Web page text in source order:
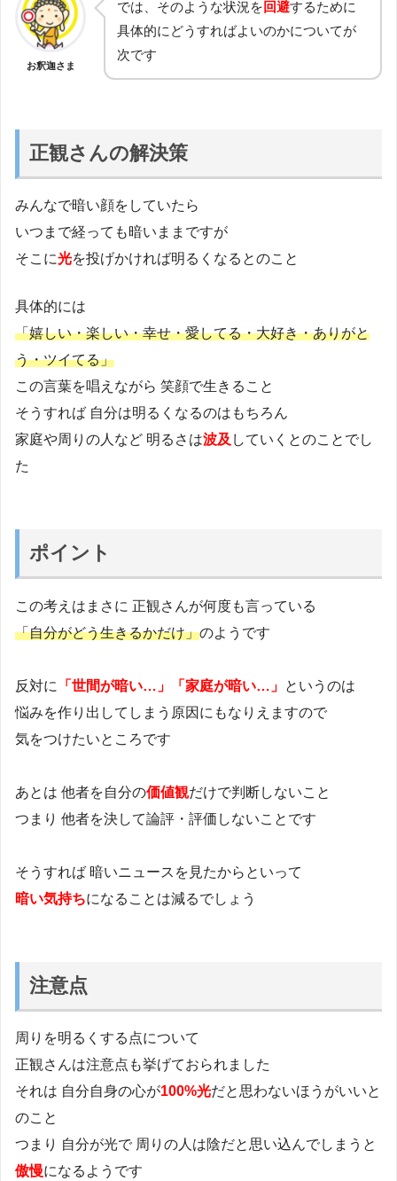
お釈迦さま
では、そのような状況を 回避するために
具体的にどうすればよいのかについてが
次です
正観さんの解決策
みんなで暗い顔をしていたら
いつまで経っても暗いままですが
そこに光を投げかければ明るくなるとのこと
具体的には
「嬉しい・楽しい・幸せ・愛してる・大好き・ありがと
う・ツイてる」
この言葉を唱えながら 笑顔で生きること
そうすれば 自分は明るくなるのはもちろん
家庭や周りの人など 明るさは波及 していくとのことでし
た
ポイント
この考えはまさに 正観さんが何度も言っている
「自分がどう生きるかだけ」のようです
反対に 「世間が暗い…」「家庭が暗い…」 というのは
悩みを作り出してしまう原因にもなりえますので
気をつけたいところです
あとは 他者を自分の価値観だけで判断しないこと
つまり 他者を決して論評・評価しないことです
そうすれば 暗いニュースを見たからといって
暗い気持ちになることは減るでしょう
注意点
周りを明るくする点について
正観さんは注意点も挙げておられました
それは 自分自身の心が100%光だと思わないほうがいいと
のこと
つまり 自分が光で 周りの人は陰だと思い込んでしまうと
傲慢になるようです